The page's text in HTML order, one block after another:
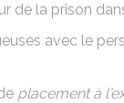
de la prison
avec le
placement à